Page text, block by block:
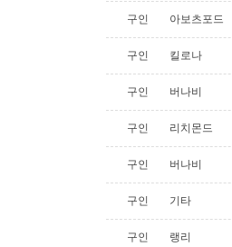
구인 아보츠포드
구인 킬로나
구인 버나비
구인 리치몬드
구인 버나비
구인 기타
구인 랭리